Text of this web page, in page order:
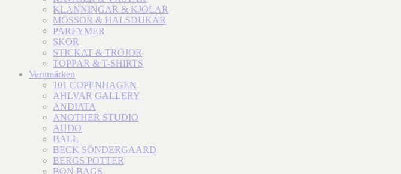
KLÄNNINGAR & KJOLAR
MÖSSOR & HALSDUKAR
PARFYMER
SKOR
STICKAT & TRÖJOR
TOPPAR & T-SHIRTS
Varumärken
101 COPENHAGEN
AHLVAR GALLERY
ANDIATA
ANOTHER STUDIO
AUDO
BALL
BECK SÖNDERGAARD
BERGS POTTER
BON BAGS